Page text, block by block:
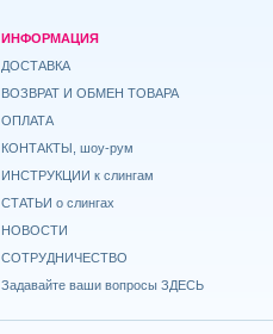
ИНФОРМАЦИЯ
ДОСТАВКА
ВОЗВРАТ И ОБМЕН ТОВАРА
ОПЛАТА
КОНТАКТЫ, шоу-рум
ИНСТРУКЦИИ к слингам
СТАТЬИ о слингах
НОВОСТИ
СОТРУДНИЧЕСТВО
Задавайте ваши вопросы ЗДЕСЬ